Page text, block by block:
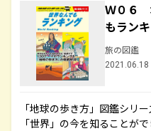
Ｗ０６
もラン
旅の図鑑
2021.06.18
「地球の歩き方」図鑑シリ
「世界」の今を知ることがで